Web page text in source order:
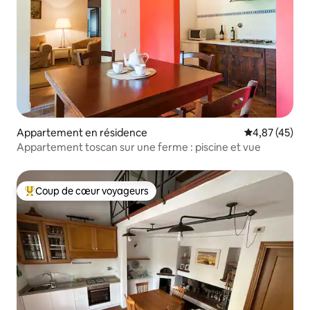
Appartement en résidence Évaluation
4,87 (45)
Appartement toscan sur une ferme : piscine et vue
Coups de cœur voyageurs les plus appréciés
Coup de cœur voyageurs